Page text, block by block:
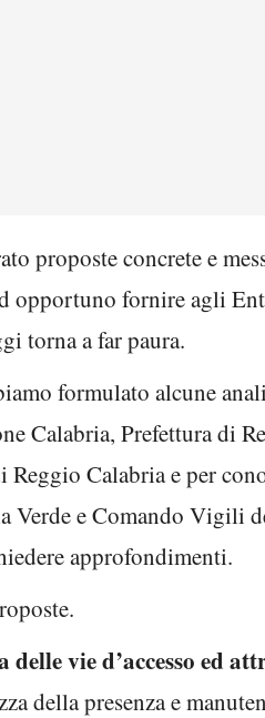
proposte concrete e
opportuno fornire agli
torna a far paura.
formulato alcune
Calabria, Prefettura di
Calabria e per
Verde e Comando Vigili
approfondimenti.
vie d’accesso ed
della presenza e